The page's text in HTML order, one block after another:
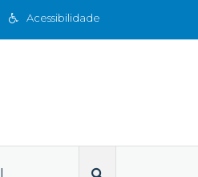
Acessibilidade